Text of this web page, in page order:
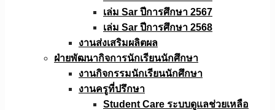
เล่ม Sar ปีการศึกษา 2567
เล่ม Sar ปีการศึกษา 2568
งานส่งเสริมผลิตผล
ฝ่ายพัฒนากิจการนักเรียนนักศึกษา
งานกิจกรรมนักเรียนนักศึกษา
งานครูที่ปรึกษา
Student Care ระบบดูแลช่วยเหลือ